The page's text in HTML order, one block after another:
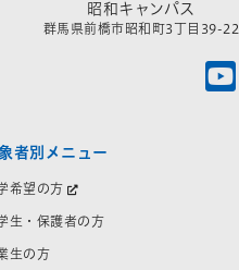
昭和キャンパス
群馬県前橋市昭和町3丁目39-22
者別メニュー
希望の方
生・保護者の方
生の方